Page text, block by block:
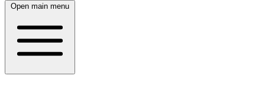
Open main menu